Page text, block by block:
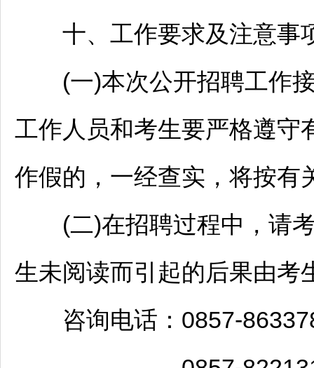
十、工作要求及注意事
(一)本次公开招聘工作
工作人员和考生要严格遵守
作假的，一经查实，将按有
(二)在招聘过程中，请
生未阅读而引起的后果由考
咨询电话：0857-